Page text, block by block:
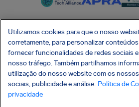
SocialFacebook
SocialTwitter
BAIXE GRÁTIS NOSSO
Utilizamos cookies para que o nosso
corretamente, para personalizar
fornecer funcionalidades de redes sociais
nosso tráfego. Também partilhamos
utilização do nosso website com os
sociais, publicidade e análise. Política de
privacidade